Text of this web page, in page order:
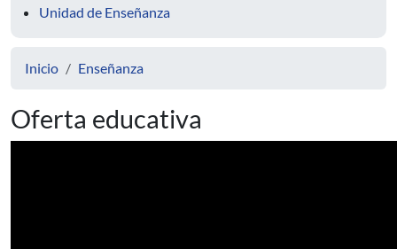
Unidad de Enseñanza
Inicio Enseñanza
Oferta educativa